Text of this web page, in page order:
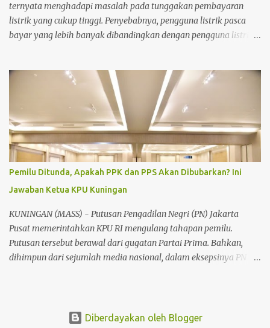
ternyata menghadapi masalah pada tunggakan pembayaran
listrik yang cukup tinggi. Penyebabnya, pengguna listrik pasca
bayar yang lebih banyak dibandingkan dengan pengguna listrik
jumlah total pelanggan PLN di Kuningan mencapai 289.609,
dengan persentase 22,9% dari UP3 Cirebon. Dari jumlah tersebut,
pelanggan pasca bayar mendominasi dengan jumlah 175.206,
sedangkan pelanggan pra bayar hanya sebanyak 114.403. "Ini
menunjukkan bahwa masih banyak masyarakat yang
menggunakan sistem pasca bayar, yang berpotensi menyebabkan
tunggakan," ujar Nasuha kala diwawancara kuninganmass.com
pada Selasa (7/10/2025). Ia menambahkan juga untuk pelanggan
baru disarankan untuk memilih sistem pra bayar guna
menghindari masalah pembayaran di masa depan. Walaupun
salah satu masalah yang dihadapi adalah aturan baru yang
memungkinka...
Pemilu Ditunda, Apakah PPK dan PPS Akan Dibubarkan? Ini
Jawaban Ketua KPU Kuningan
KUNINGAN (MASS) - Putusan Pengadilan Negri (PN) Jakarta
Pusat memerintahkan KPU RI mengulang tahapan pemilu.
Putusan tersebut berawal dari gugatan Partai Prima. Bahkan,
dihimpun dari sejumlah media nasional, dalam eksepsinya PN
KPU kalah lagi dan putusan Pemilu ditunda, tidak terhindarkan.
Diberdayakan oleh Blogger